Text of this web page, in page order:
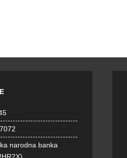
narodna banka